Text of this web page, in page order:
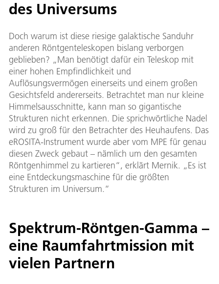
des Universums
Doch warum ist diese riesige galaktische Sanduhr
anderen Röntgenteleskopen bislang verborgen
geblieben? „Man benötigt dafür ein Teleskop mit
einer hohen Empfindlichkeit und
Auflösungsvermögen einerseits und einem großen
Gesichtsfeld andererseits. Betrachtet man nur kleine
Himmelsausschnitte, kann man so gigantische
Strukturen nicht erkennen. Die sprichwörtliche Nadel
wird zu groß für den Betrachter des Heuhaufens. Das
eROSITA-Instrument wurde aber vom MPE für genau
diesen Zweck gebaut – nämlich um den gesamten
Röntgenhimmel zu kartieren“, erklärt Mernik. „Es ist
eine Entdeckungsmaschine für die größten
Strukturen im Universum.“
Spektrum-Röntgen-Gamma –
eine Raumfahrtmission mit
vielen Partnern